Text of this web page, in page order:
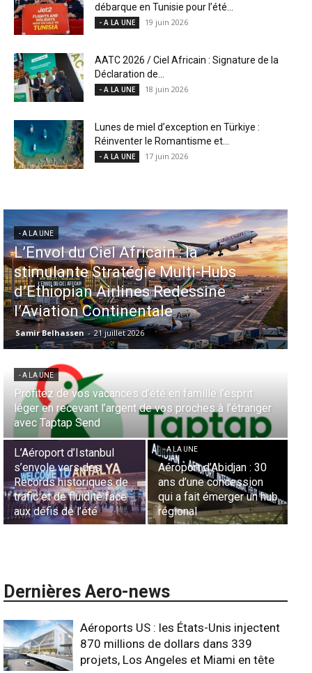
débarque en Tunisie pour l’été...
- A LA UNE 19 juin 2026
AATC 2026 / Ciel Africain : Signature de la
Déclaration de...
- A LA UNE 18 juin 2026
Lunes de miel d’exception en Türkiye :
Réinventer le Romantisme et...
- A LA UNE 17 juin 2026
- A LA UNE
Aéroports US : les États-Unis
injectent 870 millions de dollars
dans 339 projets, Los Angeles et
Miami en tête
Samir Belhassen - 6 août 2026
- A LA UNE
Aérien & Stratégie : Comment Royal Air Maroc fait de
la diaspora européenne le moteur de son hub de
Casablanca
- A LA UNE
Sécurité des frontières
aériennes en Afrique :
L’appel urgent à
l’harmonisation globale
- A LA UNE
Nominations : Sadri
Essid à la tête de la
Représentation d’Air
France en Tunisie et
Lionel Rault aux
commandes de la région
ANSCO
hub
Dernières Aero-news
Aéroports US : les États-Unis injectent
870 millions de dollars dans 339
projets, Los Angeles et Miami en tête